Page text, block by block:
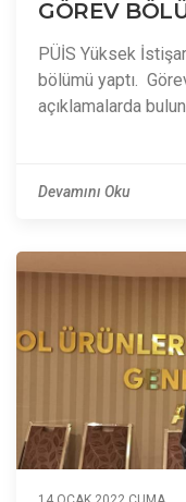
GÖREV
PÜİS Yüksek
bölümü yaptı.
açıklamalarda
Devamını Oku